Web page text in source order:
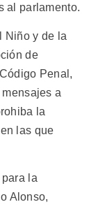
al parlamento.
Niño y de la
de
Penal,
a
la
las que
la
Alonso,